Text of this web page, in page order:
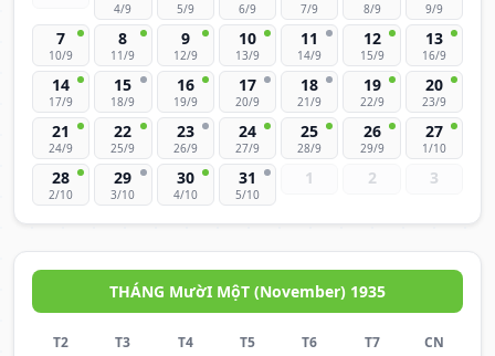
4/9 5/9 6/9 7/9 8/9 9/9
7
10/9
8
11/9
9
12/9
10
13/9
11
14/9
12
15/9
13
16/9
14
17/9
15
18/9
16
19/9
17
20/9
18
21/9
19
22/9
20
23/9
21
24/9
22
25/9
23
26/9
24
27/9
25
28/9
26
29/9
27
1/10
28
2/10
29
3/10
30
4/10
31
5/10
1 2 3
THÁNG MườI MộT (November) 1935
T2 T3 T4 T5 T6 T7 CN